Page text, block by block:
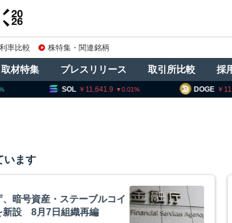
率比較 株特集・関連銘柄
取材特集 プレスリリース 取引所比較 採
11,641.9 0.01 11.02 0.25
います
クラリティー法不成立でも仮
は前進」＝ビットワイズCIO